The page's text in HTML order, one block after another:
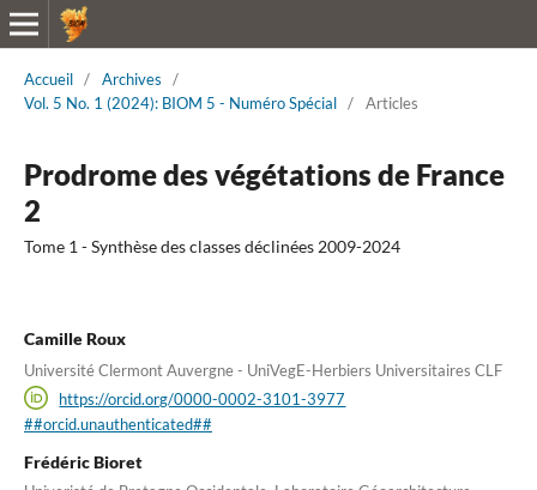
Accueil / Archives
/
Vol. 5 No. 1 (2024): BIOM 5 - Numéro Spécial / Articles
Prodrome des végétations de France
2
Tome 1 - Synthèse des classes déclinées 2009-2024
Camille Roux
Université Clermont Auvergne - UniVegE-Herbiers Universitaires CLF
https://orcid.org/0000-0002-3101-3977
##orcid.unauthenticated##
Frédéric Bioret